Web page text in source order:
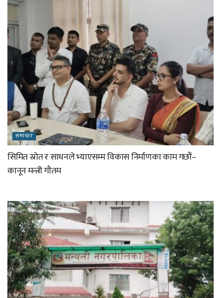
समाचार
सिमित स्रोत र साधनले भ्याएसम्म विकास निर्माणका काम गछौं–
कानून मन्त्री गौतम